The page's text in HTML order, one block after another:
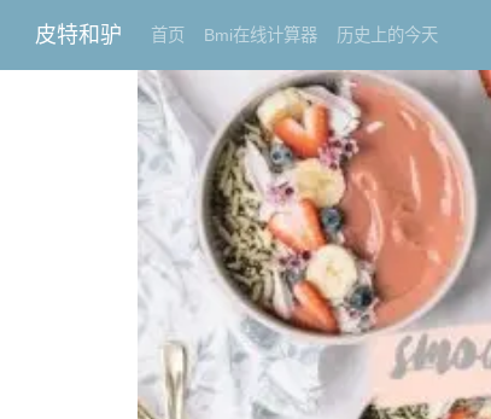
皮特和驴 首页 Bmi在线计算器 历史上的今天